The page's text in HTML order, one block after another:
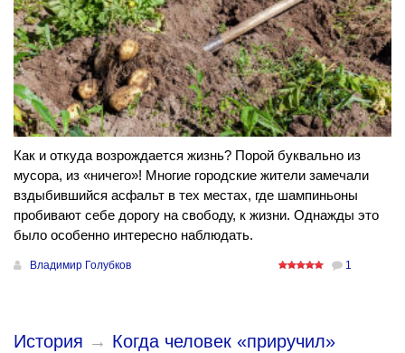
Как и откуда возрождается жизнь? Порой буквально из
мусора, из «ничего»! Многие городские жители замечали
вздыбившийся асфальт в тех местах, где шампиньоны
пробивают себе дорогу на свободу, к жизни. Однажды это
было особенно интересно наблюдать.
Владимир Голубков 1
История → Когда человек «приручил»